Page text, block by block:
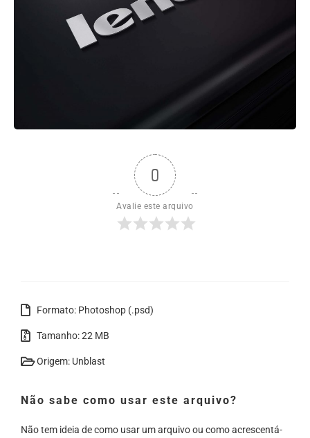
0
Avalie este arquivo
Formato: Photoshop (.psd)
Tamanho: 22 MB
Origem: Unblast
Não sabe como usar este arquivo?
Não tem ideia de como usar um arquivo ou como acrescentá-